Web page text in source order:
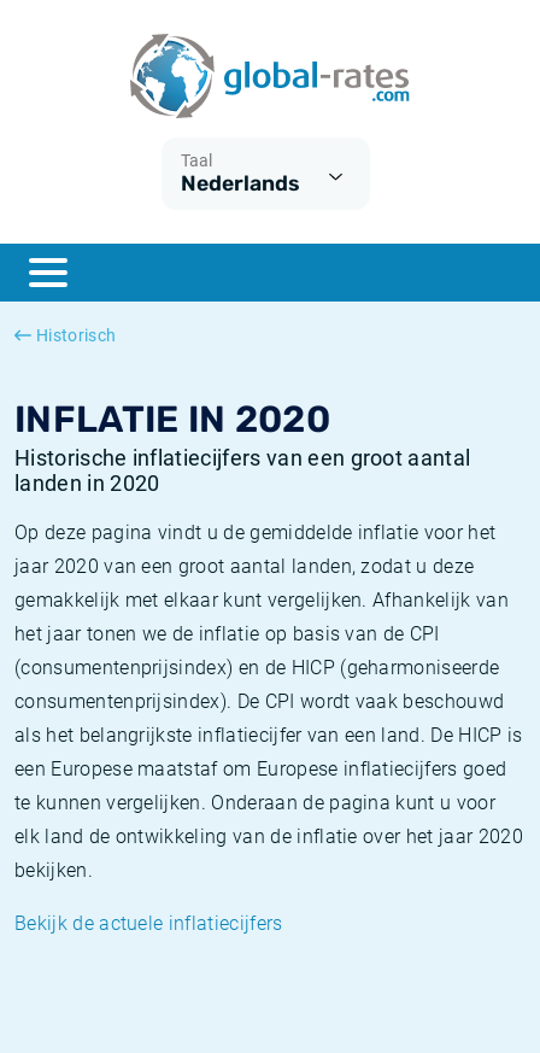
Taal
Nederlands
Historisch
INFLATIE IN 2020
Historische inflatiecijfers van een groot aantal
landen in 2020
Op deze pagina vindt u de gemiddelde inflatie voor het
jaar 2020 van een groot aantal landen, zodat u deze
gemakkelijk met elkaar kunt vergelijken. Afhankelijk van
het jaar tonen we de inflatie op basis van de CPI
(consumentenprijsindex) en de HICP (geharmoniseerde
consumentenprijsindex). De CPI wordt vaak beschouwd
als het belangrijkste inflatiecijfer van een land. De HICP is
een Europese maatstaf om Europese inflatiecijfers goed
te kunnen vergelijken. Onderaan de pagina kunt u voor
elk land de ontwikkeling van de inflatie over het jaar 2020
bekijken.
Bekijk de actuele inflatiecijfers
ESTER
SONIA
Wat is CPI inflatie?
Wat is HICP inflatie?
Nederlandse inflatie - CPI
Amerikaanse inflatie - CPI
Euribor historie
SOFR historie
TONAR historie
Inflatiecalculator